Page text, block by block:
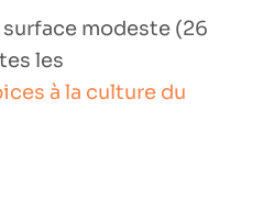
surface modeste (26
les
à la culture du